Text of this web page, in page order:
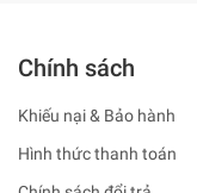
Chính sách
Khiếu nại & Bảo hành
Hình thức thanh toán